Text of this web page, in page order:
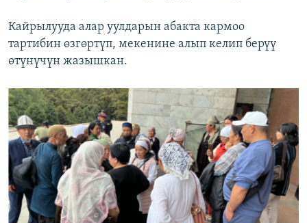
Кайрылууда алар уулдарын абакта кармоо
тартибин өзгөртүп, мекенине алып келип берүү
өтүнүчүн жазышкан.